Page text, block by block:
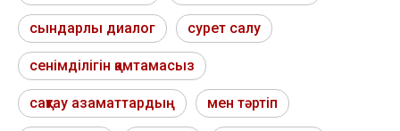
сындарлы диалог сурет салу
сенімділігін қамтамасыз
сақтау азаматтардың мен тәртіп